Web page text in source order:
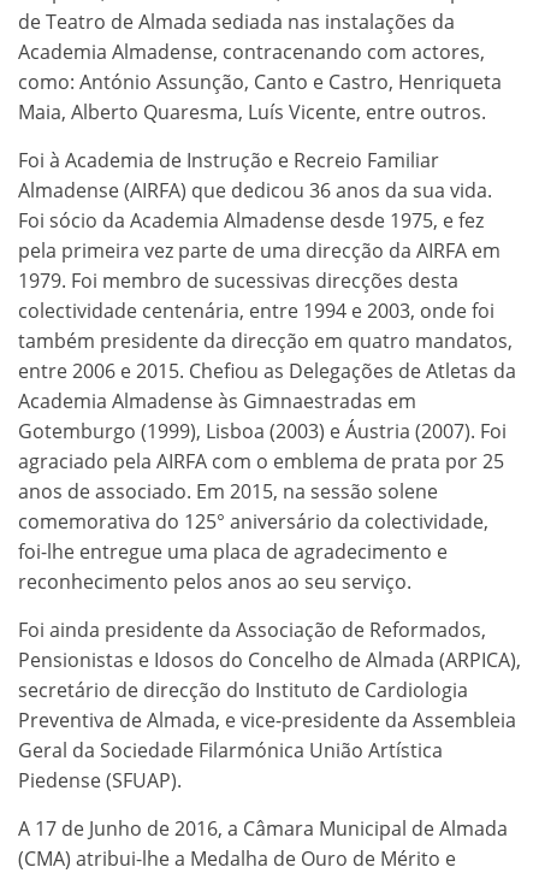
de Teatro de Almada sediada nas instalações da
Academia Almadense, contracenando com actores,
como: António Assunção, Canto e Castro, Henriqueta
Maia, Alberto Quaresma, Luís Vicente, entre outros.
Foi à Academia de Instrução e Recreio Familiar
Almadense (AIRFA) que dedicou 36 anos da sua vida.
Foi sócio da Academia Almadense desde 1975, e fez
pela primeira vez parte de uma direcção da AIRFA em
1979. Foi membro de sucessivas direcções desta
colectividade centenária, entre 1994 e 2003, onde foi
também presidente da direcção em quatro mandatos,
entre 2006 e 2015. Chefiou as Delegações de Atletas da
Academia Almadense às Gimnaestradas em
Gotemburgo (1999), Lisboa (2003) e Áustria (2007). Foi
agraciado pela AIRFA com o emblema de prata por 25
anos de associado. Em 2015, na sessão solene
comemorativa do 125° aniversário da colectividade,
foi-lhe entregue uma placa de agradecimento e
reconhecimento pelos anos ao seu serviço.
Foi ainda presidente da Associação de Reformados,
Pensionistas e Idosos do Concelho de Almada (ARPICA),
secretário de direcção do Instituto de Cardiologia
Preventiva de Almada, e vice-presidente da Assembleia
Geral da Sociedade Filarmónica União Artística
Piedense (SFUAP).
A 17 de Junho de 2016, a Câmara Municipal de Almada
(CMA) atribui-lhe a Medalha de Ouro de Mérito e